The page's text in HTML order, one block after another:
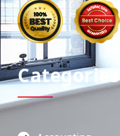
Categories